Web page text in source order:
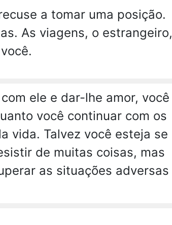
a tomar uma posição.
As viagens, o
ele e dar-lhe amor, você
você continuar com os
vida. Talvez você esteja se
de muitas coisas, mas
as situações adversas